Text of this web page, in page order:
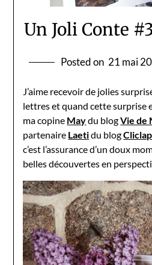
Un Joli Conte
Posted on 21 mai
J’aime recevoir de jolies
lettres et quand cette surprise
ma copine Maydu blogVie de
partenaire Laetidu blog
c’est l’assurance d’un doux
belles découvertes en